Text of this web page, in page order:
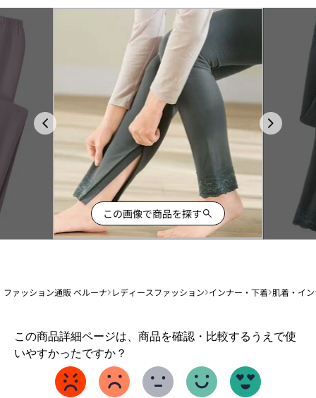
この画像で商品を探す
ファッション通販 ベルーナ レディースファッション インナー・下着 肌着・イ
この商品詳細ページは、商品を確認・比較するうえで使
いやすかったですか？
1
か